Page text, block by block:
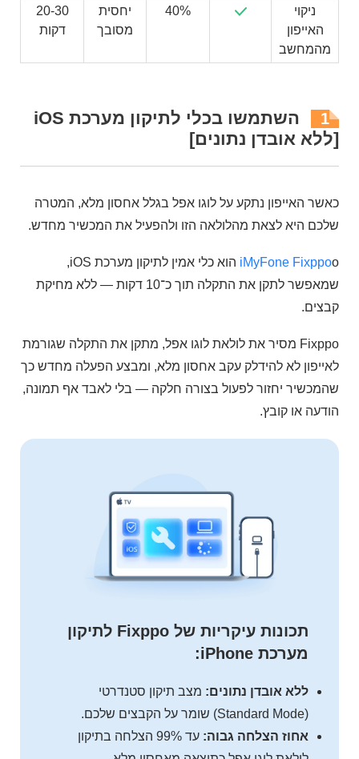
ניקוי
האייפון
מהמחשב
40%
יחסית
מסובך
20-30
דקות
1
השתמשו בכלי לתיקון מערכת iOS
[ללא אובדן נתונים]
כאשר האייפון נתקע על לוגו אפל בגלל אחסון מלא, המטרה
שלכם היא לצאת מהלולאה הזו ולהפעיל את המכשיר מחדש.
iMyFone Fixppo
o הוא כלי אמין לתיקון מערכת iOS,
שמאפשר לתקן את התקלה תוך כ־10 דקות — ללא מחיקת
קבצים.
Fixppo מסיר את לולאת לוגו אפל, מתקן את התקלה שגורמת
לאייפון לא להידלק עקב אחסון מלא, ומבצע הפעלה מחדש כך
שהמכשיר יחזור לפעול בצורה חלקה — בלי לאבד אף תמונה,
הודעה או קובץ.
תכונות עיקריות של Fixppo לתיקון
מערכת iPhone:
ללא אובדן נתונים: מצב תיקון סטנדרטי
(Standard Mode) שומר על הקבצים שלכם.
אחוז הצלחה גבוה:
עד 99% הצלחה בתיקון